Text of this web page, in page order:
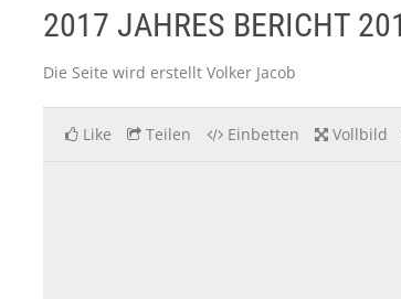
2017 JAHRES BERICHT
Die Seite wird erstellt Volker Jacob
Like Teilen Einbetten Vollbild